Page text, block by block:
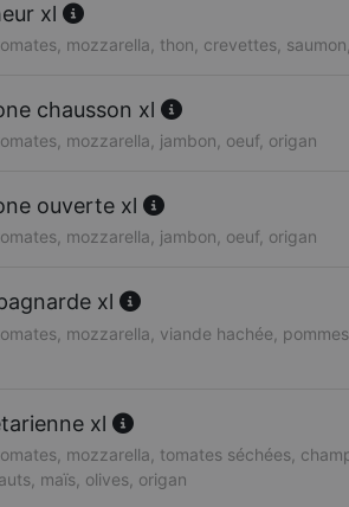
xl
mozzarella, thon, crevettes,
chausson xl
mozzarella, jambon, oeuf, origan
ouverte xl
mozzarella, jambon, oeuf, origan
xl
mozzarella, viande hachée,
xl
mozzarella, tomates séchées,
maïs, olives, origan